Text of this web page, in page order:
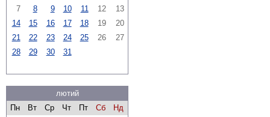
7
8 9 10 11 12
13
14
15 16 17 18 19
20
21
22 23 24 25 26
27
28
29 30 31
лютий
Пн
Вт Ср Чт Пт Сб
Нд